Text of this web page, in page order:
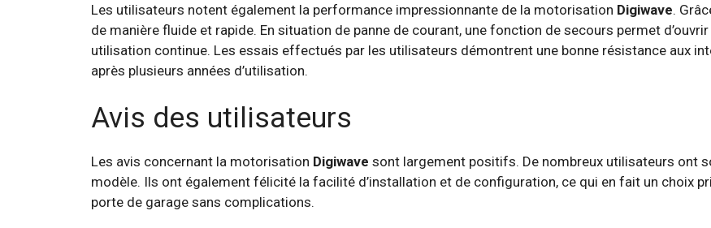
Les utilisateurs notent également la performance impressionnante de la motorisation Digiwave.
de manière fluide et rapide. En situation de panne de courant, une fonction de secours permet
utilisation continue. Les essais effectués par les utilisateurs démontrent une bonne résistance aux
après plusieurs années d’utilisation.
Avis des utilisateurs
Les avis concernant la motorisation Digiwave sont largement positifs. De nombreux utilisateurs ont
modèle. Ils ont également félicité la facilité d’installation et de configuration, ce qui en fait un choix
porte de garage sans complications.